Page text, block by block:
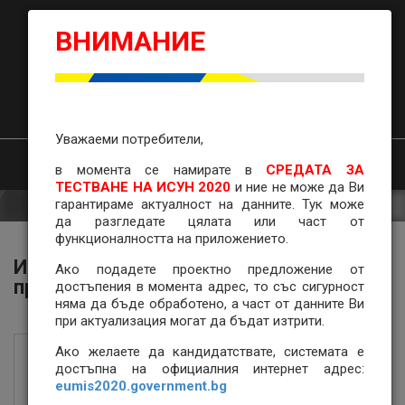
ВНИМАНИЕ
Уважаеми потребители,
в момента се намирате в
СРЕДАТА ЗА
ТЕСТВАНЕ НА ИСУН 2020 и ние не може да Ви
гарантираме актуалност на данните. Тук може
да разгледате цялата или част от
функционалността на приложението.
Ако подадете проектно предложение от
достъпения в момента адрес, то със сигурност
няма да бъде обработено, а част от данните Ви
при актуализация могат да бъдат изтрити.
Ако желаете да кандидатствате, системата е
достъпна на официалния интернет адрес:
eumis2020.government.bg
ИСУН
2020
ИСУН 2020
НАЧАЛО ОБРАТНА ВРЪЗКА ПОМОЩ
ИСУН 2020 – Модул за управление на
проекти и отчитане
Здравейте,